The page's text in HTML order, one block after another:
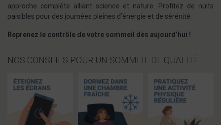
approche complète alliant science et nature. Profitez de nuits
paisibles pour des journées pleines d’énergie et de sérénité.
Reprenez le contrôle de votre sommeil dès aujourd’hui !
NOS CONSEILS POUR UN SOMMEIL DE QUALITÉ